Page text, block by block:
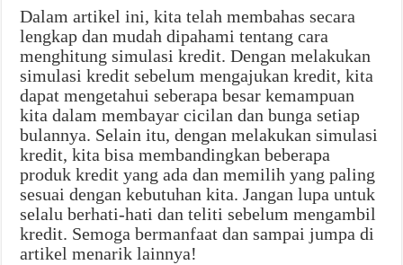
Dalam artikel ini, kita telah membahas secara
lengkap dan mudah dipahami tentang cara
menghitung simulasi kredit. Dengan melakukan
simulasi kredit sebelum mengajukan kredit, kita
dapat mengetahui seberapa besar kemampuan
kita dalam membayar cicilan dan bunga setiap
bulannya. Selain itu, dengan melakukan simulasi
kredit, kita bisa membandingkan beberapa
produk kredit yang ada dan memilih yang paling
sesuai dengan kebutuhan kita. Jangan lupa untuk
selalu berhati-hati dan teliti sebelum mengambil
kredit. Semoga bermanfaat dan sampai jumpa di
artikel menarik lainnya!